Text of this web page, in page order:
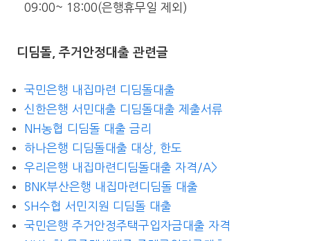
09:00~ 18:00(은행휴무일 제외)
디딤돌, 주거안정대출 관련글
국민은행 내집마련 디딤돌대출
신한은행 서민대출 디딤돌대출 제출서류
NH농협 디딤돌 대출 금리
하나은행 디딤돌대출 대상, 한도
우리은행 내집마련디딤돌대출 자격/A>
BNK부산은행 내집마련디딤돌 대출
SH수협 서민지원 디딤돌 대출
국민은행 주거안정주택구입자금대출 자격